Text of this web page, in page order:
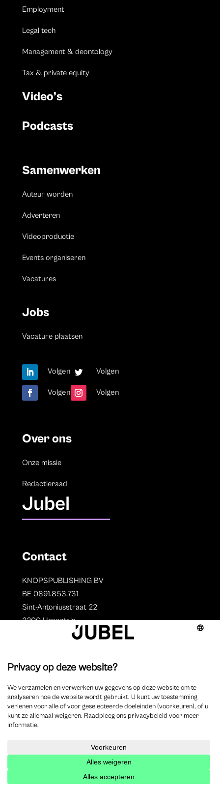
Employment
Legal tech
Management & deontology
Tax & private equity
Video’s
Podcasts
Samenwerken
Auteur worden
Adverteren
Videoproductie
Events organiseren
Vacatures
Jobs
Vacature plaatsen
Volgen Volgen
Volgen Volgen
Over ons
Onze missie
Redactieraad
Jubel
Contact
KNOPSPUBLISHING BV
BE 0891.853.731
Sint-Antoniusstraat 22
2200 Herentals
Auteurs
Overzicht auteurs
Auteur worden?
2025 Jubel – Webdesign byWisemen
Cookieverklaring–Disclaimer–